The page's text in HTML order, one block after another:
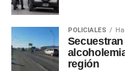
POLICIALES
región